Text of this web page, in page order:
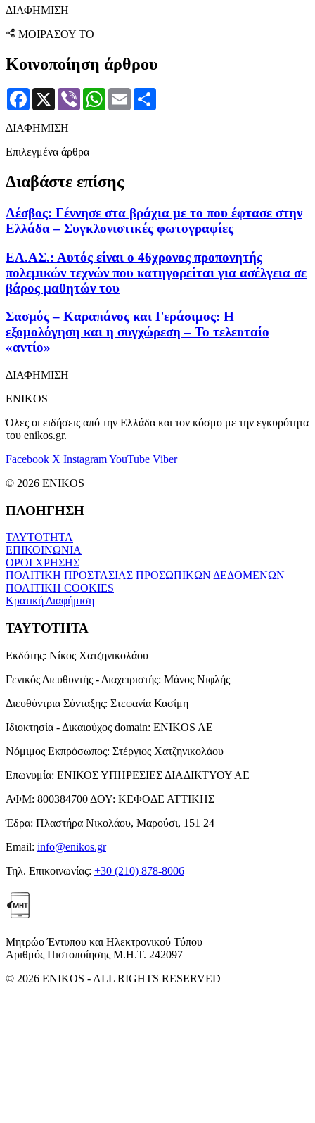
ΔΙΑΦΗΜΙΣΗ
ΜΟΙΡΑΣΟΥ ΤΟ
Κοινοποίηση άρθρου
Facebook
X Viber WhatsApp
Email
ΔΙΑΦΗΜΙΣΗ
Επιλεγμένα άρθρα
Διαβάστε επίσης
Λέσβος: Γέννησε στα βράχια με το που έφτασε στην
Ελλάδα – Συγκλονιστικές φωτογραφίες
ΕΛ.ΑΣ.: Αυτός είναι ο 46χρονος προπονητής
πολεμικών τεχνών που κατηγορείται για ασέλγεια σε
βάρος μαθητών του
Σασμός – Καραπάνος και Γεράσιμος: Η
εξομολόγηση και η συγχώρεση – Το τελευταίο
«αντίο»
ΔΙΑΦΗΜΙΣΗ
ENIKOS
Όλες οι ειδήσεις από την Ελλάδα και τον κόσμο με την εγκυρότητα
του enikos.gr.
Facebook X InstagramYouTube Viber
© 2026 ENIKOS
ΠΛΟΗΓΗΣΗ
ΤΑΥΤΟΤΗΤΑ
ΕΠΙΚΟΙΝΩΝΙΑ
ΟΡΟΙ ΧΡΗΣΗΣ
ΠΟΛΙΤΙΚΗ ΠΡΟΣΤΑΣΙΑΣ ΠΡΟΣΩΠΙΚΩΝ ΔΕΔΟΜΕΝΩΝ
ΠΟΛΙΤΙΚΗ COOKIES
Κρατική Διαφήμιση
ΤΑΥΤΟΤΗΤΑ
Εκδότης: Νίκος Χατζηνικολάου
Γενικός Διευθυντής - Διαχειριστής: Μάνος Νιφλής
Διευθύντρια Σύνταξης: Στεφανία Κασίμη
Ιδιοκτησία - Δικαιούχος domain: ENIKOS AE
Νόμιμος Εκπρόσωπος: Στέργιος Χατζηνικολάου
Επωνυμία: ΕΝΙΚΟΣ ΥΠΗΡΕΣΙΕΣ ΔΙΑΔΙΚΤΥΟΥ ΑΕ
ΑΦΜ: 800384700 ΔΟΥ: ΚΕΦΟΔΕ ΑΤΤΙΚΗΣ
Έδρα: Πλαστήρα Νικολάου, Μαρούσι, 151 24
Email: info@enikos.gr
Τηλ. Επικοινωνίας: +30 (210) 878-8006
Μητρώο Έντυπου και Ηλεκτρονικού Τύπου
Αριθμός Πιστοποίησης Μ.Η.Τ. 242097
© 2026 ENIKOS - ALL RIGHTS RESERVED